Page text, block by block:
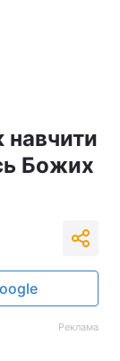
навчити
Божих
Реклама